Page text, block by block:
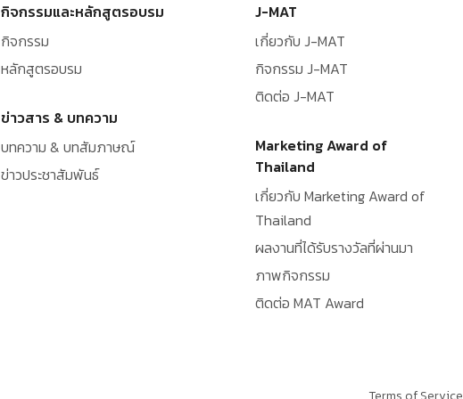
กิจกรรมและหลักสูตรอบรม
กิจกรรม
หลักสูตรอบรม
ข่าวสาร & บทความ
บทความ & บทสัมภาษณ์
ข่าวประชาสัมพันธ์
J-MAT
เกี่ยวกับ J-MAT
กิจกรรม J-MAT
ติดต่อ J-MAT
Marketing Award of
Thailand
เกี่ยวกับ Marketing Award of
Thailand
ผลงานที่ได้รับรางวัลที่ผ่านมา
ภาพกิจกรรม
ติดต่อ MAT Award